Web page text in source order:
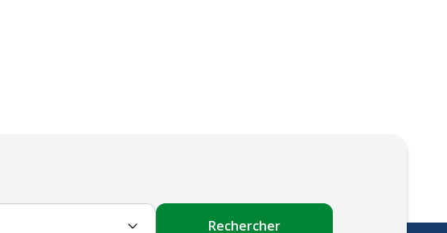
Rechercher